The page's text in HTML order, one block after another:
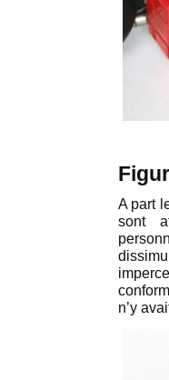
A part
sont
n’y